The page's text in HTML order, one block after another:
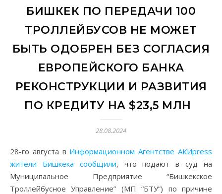
БИШКЕК ПО ПЕРЕДАЧИ 100
ТРОЛЛЕЙБУСОВ НЕ МОЖЕТ
БЫТЬ ОДОБРЕН БЕЗ СОГЛАСИЯ
ЕВРОПЕЙСКОГО БАНКА
РЕКОНСТРУКЦИИ И РАЗВИТИЯ
ПО КРЕДИТУ НА $23,5 МЛН
28.08.2024
28-го августа в Информационном Агентстве АКИpress
жители Бишкека сообщили, что подают в суд на
Муниципальное Предприятие “Бишкекское
Троллейбусное Управление” (МП “БТУ”) по причине